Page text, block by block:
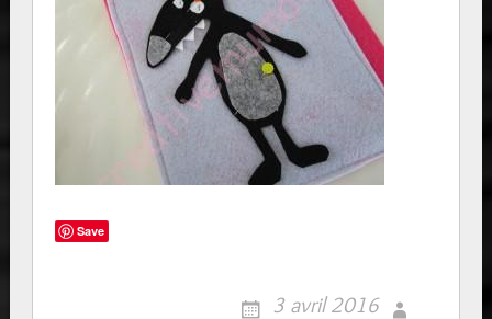
Save
3 avril 2016